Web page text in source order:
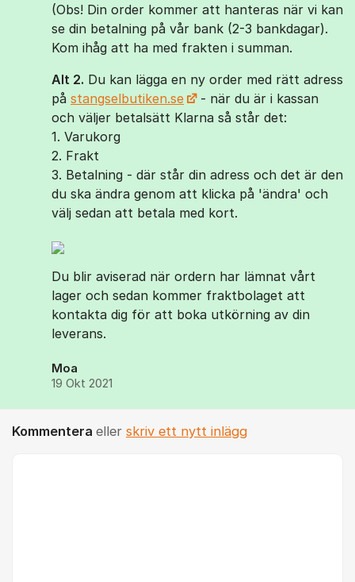
(Obs! Din order kommer att hanteras när vi kan
se din betalning på vår bank (2-3 bankdagar).
Kom ihåg att ha med frakten i summan.
Alt 2. Du kan lägga en ny order med rätt adress
på stangselbutiken.se
- när du är i kassan
och väljer betalsätt Klarna så står det:
1. Varukorg
2. Frakt
3. Betalning - där står din adress och det är den
du ska ändra genom att klicka på 'ändra' och
välj sedan att betala med kort.
Du blir aviserad när ordern har lämnat vårt
lager och sedan kommer fraktbolaget att
kontakta dig för att boka utkörning av din
leverans.
Moa
19 Okt 2021
Kommentera eller skriv ett nytt inlägg